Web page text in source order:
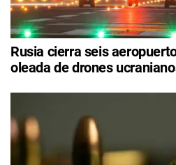
Rusia cierra seis
oleada de drones